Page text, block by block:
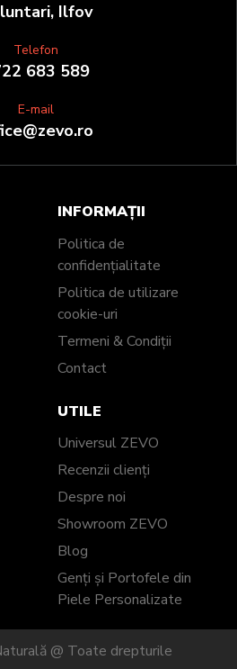
Ilfov
Telefon
683 589
E-mail
INFORMAȚII
Politica de
confidențialitate
Politica de utilizare
cookie-uri
Termeni & Condiții
Contact
UTILE
Universul ZEVO
Recenzii clienți
Despre noi
Showroom ZEVO
Blog
Genți și Portofele din
Piele Personalizate
@ Toate drepturile